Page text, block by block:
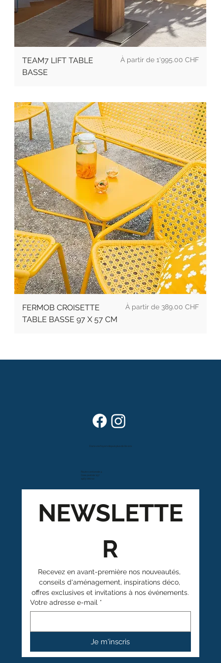
TEAM7 LIFT TABLE
BASSE
À partir de 1'995.00 CHF
Prix promotionnel
FERMOB CROISETTE
TABLE BASSE 97 X 57 CM
Prix 389.00 CHF
Route cantonale 4
Case postale 157
1963 Vétroz
Dans vos foyers depuis plus de 80 ans
NEWSLETTE
R
Recevez en avant-première nos nouveautés,
conseils d'aménagement, inspirations déco,
offres exclusives et invitations à nos événements.
Votre adresse e-mail *
Je m'inscris